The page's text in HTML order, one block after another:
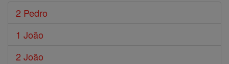
2 Pedro
1 João
2 João